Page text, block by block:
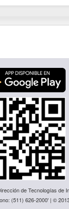
de Tecnologías de
(511) 626-2000' | ©